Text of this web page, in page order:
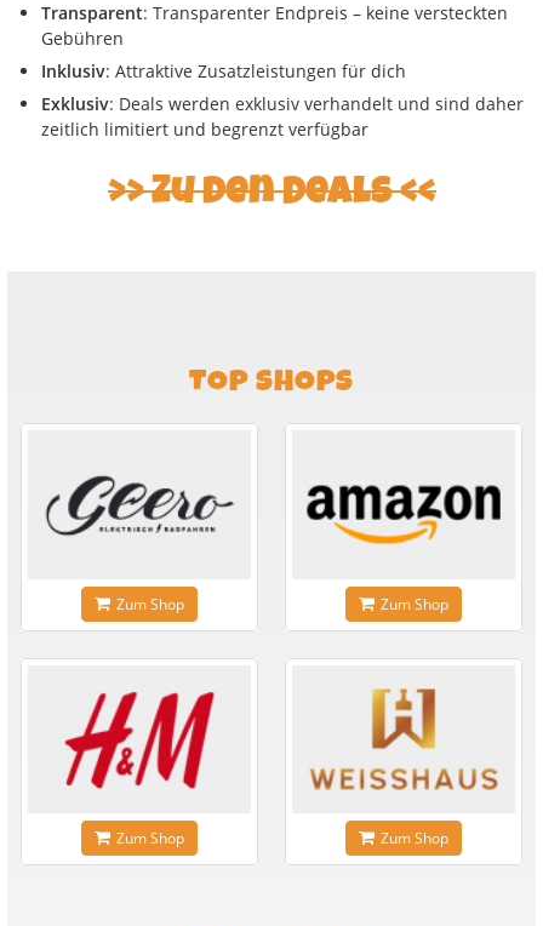
Transparent: Transparenter Endpreis – keine versteckten
Gebühren
Inklusiv: Attraktive Zusatzleistungen für dich
Exklusiv: Deals werden exklusiv verhandelt und sind daher
zeitlich limitiert und begrenzt verfügbar
Zu den Deals
TOP SHOPS
Zum Shop Zum Shop
Zum Shop Zum Shop